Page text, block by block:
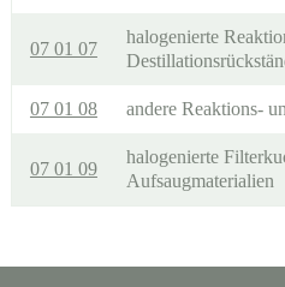
07 01 07
halogenierte
07 01 08 andere Reaktions-
07 01 09
halogenierte
Aufsaugmaterialien